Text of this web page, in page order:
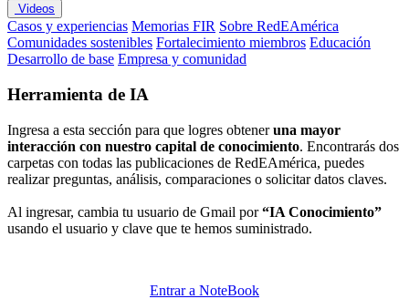
Videos
Casos y experiencias Memorias FIR Sobre RedEAmérica
Comunidades sostenibles Fortalecimiento miembros Educación
Desarrollo de base Empresa y comunidad
Herramienta de IA
Ingresa a esta sección para que logres obteneruna mayor
interacción con nuestro capital de conocimiento. Encontrarás dos
carpetas con todas las publicaciones de RedEAmérica, puedes
realizar preguntas, análisis, comparaciones o solicitar datos claves.
Al ingresar, cambia tu usuario de Gmail por“IA Conocimiento”
usando el usuario y clave que te hemos suministrado.
Entrar a NoteBook